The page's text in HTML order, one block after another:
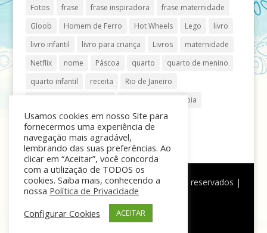
Fotos
frase frase inspiradora
frase maternidade
Gloob
Homem de Ferro Hot Wheels Lego
livro
livro infantil
livro para criança Livros
maternidade
Netflix
nome Páscoa quarto
quarto de menino
quarto infantil
receita
Rio de Janeiro
Shopping Vila Olímpia
São Paulo
teatro tênis
®Mãe de Menino | © Todos os direitos reservados |
Política de Privacidade
Usamos cookies em nosso Site para
fornecermos uma experiência de
navegação mais agradável,
lembrando das suas preferências. Ao
clicar em “Aceitar”, você concorda
com a utilização de TODOS os
cookies. Saiba mais, conhecendo a
nossa Política de Privacidade
Configurar Cookies
ACEITAR